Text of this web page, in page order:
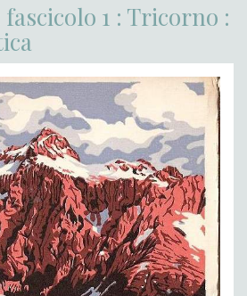
1 : Tricorno :